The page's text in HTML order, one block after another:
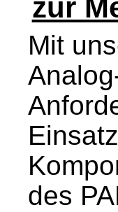
zur
Mit
des